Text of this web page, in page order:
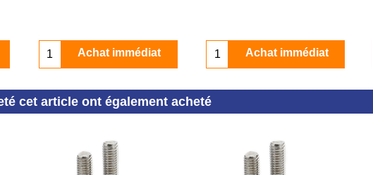
Achat immédiat Achat immédiat
cet article ont également acheté